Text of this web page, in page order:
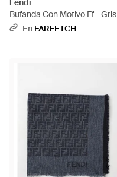
Fendi
Bufanda Con Motivo Ff - Gris
En FARFETCH